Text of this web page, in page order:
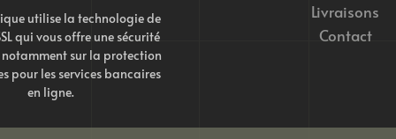
utilise la technologie de
qui vous offre une sécurité
sur la protection
pour les services bancaires
en ligne.
Livraisons
Contact